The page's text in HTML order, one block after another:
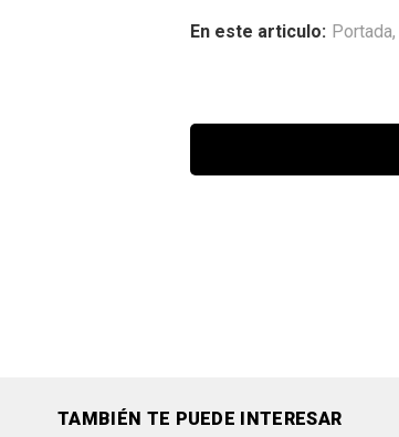
En este articulo: Portada,
TAMBIÉN TE PUEDE INTERESAR